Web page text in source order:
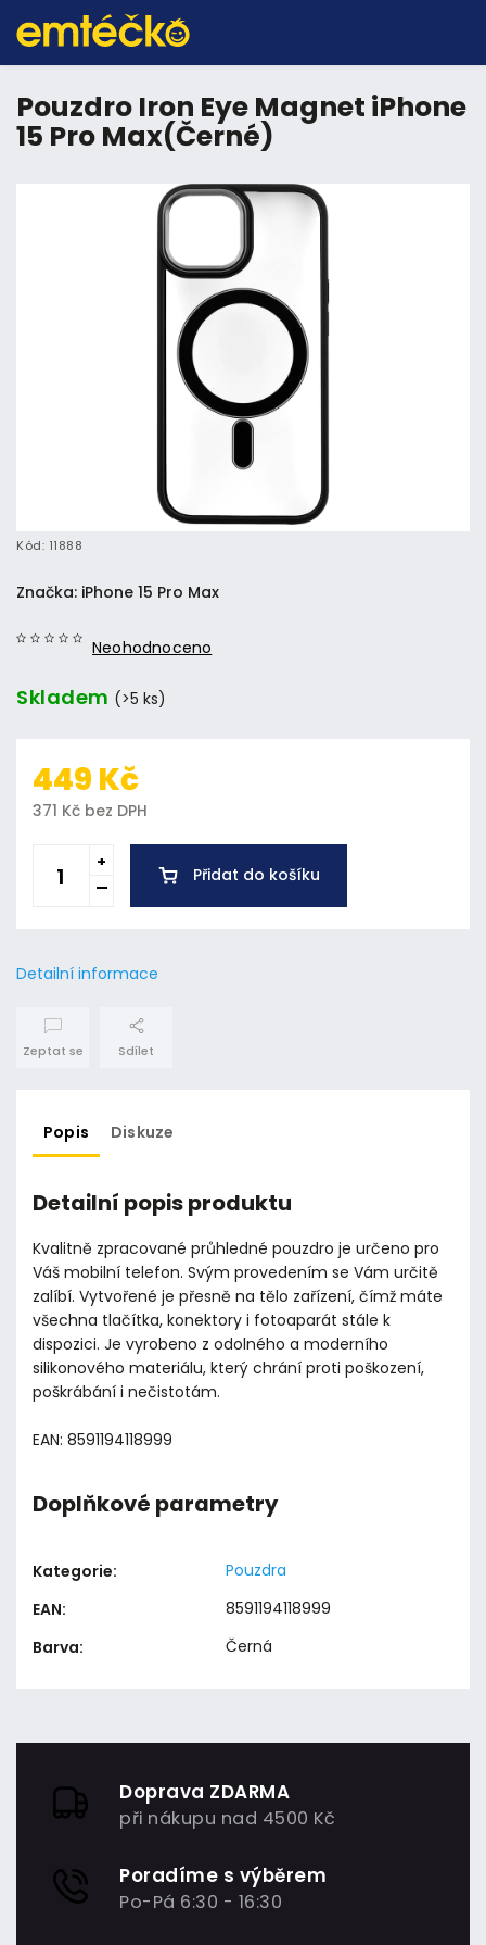
Pouzdro Iron Eye Magnet iPhone
15 Pro Max(Černé)
Kód: 11888
Neohodnoceno
Značka: iPhone 15 Pro Max
Skladem (>5 ks)
449 Kč
371 Kč bez DPH
Přidat do košíku
Detailní informace
Zeptat se Sdílet
Popis Diskuze
Detailní popis produktu
Kvalitně zpracované průhledné pouzdro je určeno pro
Váš mobilní telefon. Svým provedením se Vám určitě
zalíbí. Vytvořené je přesně na tělo zařízení, čímž máte
všechna tlačítka, konektory i fotoaparát stále k
dispozici. Je vyrobeno z odolného a moderního
silikonového materiálu, který chrání proti poškození,
poškrábání i nečistotám.
EAN: 8591194118999
Doplňkové parametry
Kategorie:
Pouzdra
EAN:
8591194118999
Barva: Černá
Doprava ZDARMA
při nákupu nad 4500 Kč
Poradíme s výběrem
Po-Pá 6:30 - 16:30